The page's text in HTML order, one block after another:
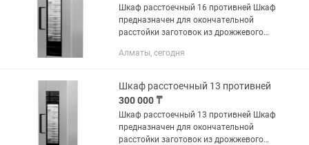
Шкаф расстоечный 16 противней Шкаф
предназначен для окончательной
расстойки заготовок из дрожжевого
противней. Оснащен одной дверцей и
Алматы, сегодня
Шкаф расстоечный 13 противней
300 000 ₸
Шкаф расстоечный 13 противней Шкаф
предназначен для окончательной
расстойки заготовок из дрожжевого